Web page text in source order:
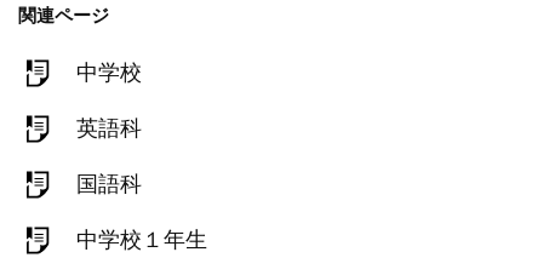
関連ページ
中学校
英語科
国語科
中学校１年生